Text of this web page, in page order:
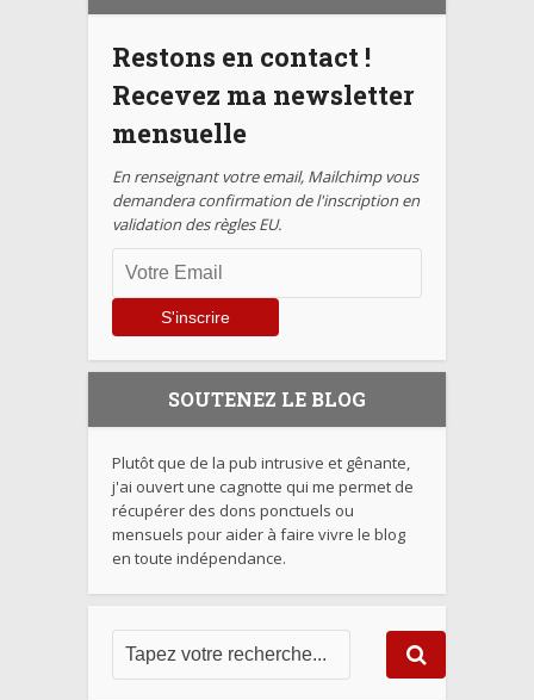
Restons en contact !
Recevez ma newsletter
mensuelle
En renseignant votre email, Mailchimp vous
demandera confirmation de l'inscription en
validation des règles EU.
SOUTENEZ LE BLOG
Plutôt que de la pub intrusive et gênante,
j'ai ouvert une cagnotte qui me permet de
récupérer des dons ponctuels ou
mensuels pour aider à faire vivre le blog
en toute indépendance.